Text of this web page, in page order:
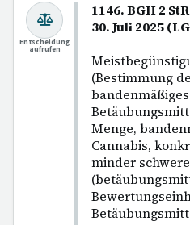
1146. BGH 2
30. Juli 2025
(Bestimmung
Menge,
Cannabis,
minder
Entscheidung
aufrufen